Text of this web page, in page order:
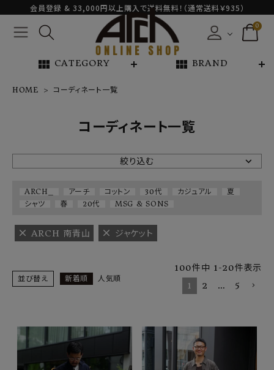
会員登録 & 33,000円以上購入で送料無料！（通常送料￥935）
0
view_module CATEGORY view_module BRAND
NEW ARRIVAL
ARCH EXCLUSIVE
SHOP
ご利用ガイド
プライバシーポリシー
HOME コーディネート一覧
コーディネート一覧
絞り込む
ARCH_ アーチ コットン 30代 カジュアル
夏
シャツ
春 20代 MSG & SONS
ARCH 南青山 ジャケット
並び替え 新着順 人気順
100件中 1-20件表示
1
2 … 5